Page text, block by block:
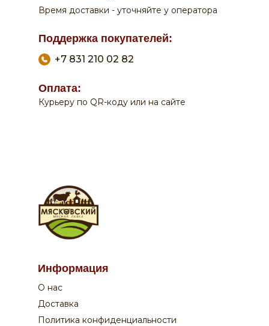
+7 831 210 02 82
Время доставки - уточняйте у оператора
Курьеру по QR-коду или на сайте
Оплата:
Поддержка покупателей:
+7 908 762 44 09
Пн-Сб:
Время доставки - уточняйте у оператора
Информация
О нас
Доставка
Политика конфиденциальности